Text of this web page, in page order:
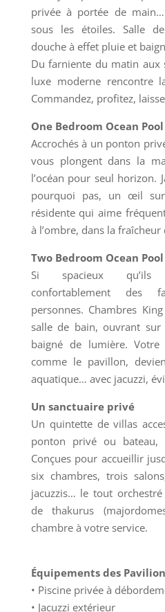
privée à portée de
sous les étoiles. Salle
douche à effet pluie et
Du farniente du matin aux
luxe moderne rencontre
Commandez, profitez,
One Bedroom Ocean
Accrochés à un ponton
vous plongent dans la
l’océan pour seul horizon.
pourquoi pas, un œil
résidente qui aime
à l’ombre, dans la fraîcheur
Two Bedroom Ocean
Si spacieux qu’ils
confortablement des
personnes. Chambres
salle de bain, ouvrant
baigné de lumière.
comme le pavillon,
aquatique… avec jacuzzi,
Un sanctuaire privé
Un quintette de villas
ponton privé ou bateau,
Conçues pour accueillir
six chambres, trois
jacuzzis… le tout
de thakurus
chambre à votre service.
Équipements des
• Piscine privée à
• Jacuzzi extérieur